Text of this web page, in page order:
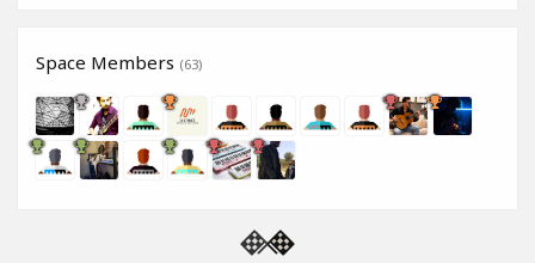
Space Members (63)